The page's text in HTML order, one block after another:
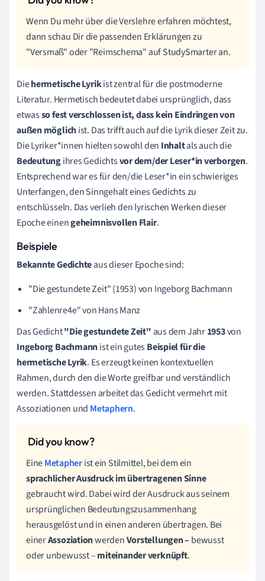
Wenn Du mehr über die Verslehre erfahren möchtest,
dann schau Dir die passenden Erklärungen zu
"Versmaß" oder "Reimschema" auf StudySmarter an.
Diehermetische Lyrikist zentral für die postmoderne
Literatur. Hermetisch bedeutet dabei ursprünglich, dass
etwasso fest verschlossen ist, dass kein Eindringen von
außen möglichist. Das trifft auch auf die Lyrik dieser Zeit zu.
Die Lyriker*innen hielten sowohl den Inhaltals auch die
Bedeutungihres Gedichtsvor dem/der Leser*in verborgen.
Entsprechend war es für den/die Leser*in ein schwieriges
Unterfangen, den Sinngehalt eines Gedichts zu
entschlüsseln. Das verlieh den lyrischen Werken dieser
Epoche einengeheimnisvollen Flair.
Beispiele
Bekannte Gedichteaus dieser Epoche sind:
"Die gestundete Zeit" (1953) von Ingeborg Bachmann
"Zahlenre4e" von Hans Manz
Das Gedicht"Die gestundete Zeit" aus dem Jahr1953von
Ingeborg Bachmannist ein gutesBeispiel für die
hermetische Lyrik. Es erzeugt keinen kontextuellen
Rahmen, durch den die Worte greifbar und verständlich
werden. Stattdessen arbeitet das Gedicht vermehrt mit
Assoziationen und Metaphern.
EineMetapherist ein Stilmittel, bei dem ein
sprachlicher Ausdruck im übertragenen Sinne
gebraucht wird. Dabei wird der Ausdruck aus seinem
ursprünglichen Bedeutungszusammenhang
herausgelöst und in einen anderen übertragen. Bei
einerAssoziationwerdenVorstellungen – bewusst
oder unbewusst –miteinander verknüpft.